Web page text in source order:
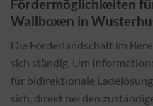
Fördermöglichkeiten
Wallboxen in
Die Förderlandschaft im
sich ständig. Um
für bidirektionale
sich, direkt bei den